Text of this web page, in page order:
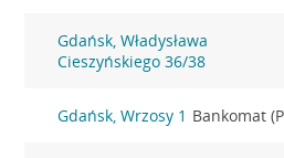
Gdańsk, Władysława
Cieszyńskiego 36/38
Gdańsk, Wrzosy 1 Bankomat